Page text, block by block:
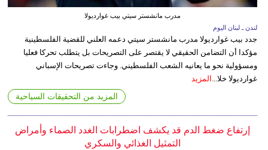
مدرب مانشستر سيتي بيب غوارديولا
لندن ـ لبنان اليوم
جدد بيب غوارديولا مدرب مانشستر سيتي دعمه العلني للقضية الفلسطينية
مؤكدا أن التضامن الحقيقي لا يقتصر على التصريحات بل يتطلب تحركا فعليا
ومسؤولية نحو ما يعانيه الشعب الفلسطيني. وجاءت تصريحات الإسباني
غوارديولا خلا... المزيد
المزيد من التحقيقات السياحية
إرتفاع ضغط الدم قد يكشف اضطرابات الغدد الصماء وأمراض
التمثيل الغذائي والسكري